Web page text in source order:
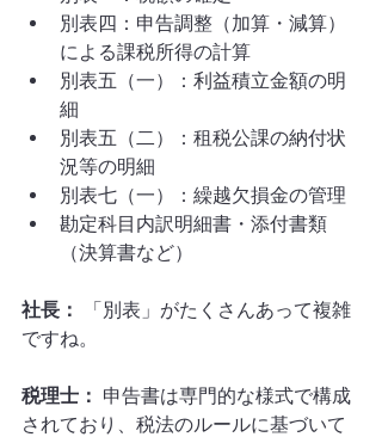
別表四：申告調整（加算・減算）
による課税所得の計算
別表五（一）：利益積立金額の明
細
別表五（二）：租税公課の納付状
況等の明細
別表七（一）：繰越欠損金の管理
勘定科目内訳明細書・添付書類
（決算書など）
社長：
「別表」がたくさんあって複雑
ですね。
税理士： 申告書は専門的な様式で構成
されており、税法のルールに基づいて